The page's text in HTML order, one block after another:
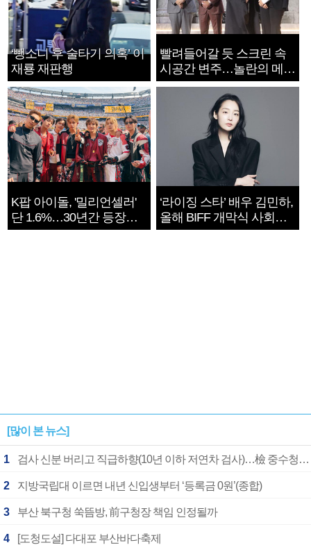
‘뺑소니 후 술타기 의혹’ 이
재룡 재판행
빨려들어갈 듯 스크린 속
시공간 변주…놀란의 메시
지는 ‘전쟁 속죄’
K팝 아이돌, '밀리언셀러'
단 1.6%…30년간 등장
1182개팀 전수조사
‘라이징 스타’ 배우 김민하,
올해 BIFF 개막식 사회자
확정
[많이 본 뉴스]
1 검사 신분 버리고 직급하향(10년 이하 저연차 검사)…檢 중수청행 기피
2 지방국립대 이르면 내년 신입생부터 ‘등록금 0원’(종합)
3 부산 북구청 쑥뜸방, 前구청장 책임 인정될까
4 [도청도설] 다대포 부산바다축제